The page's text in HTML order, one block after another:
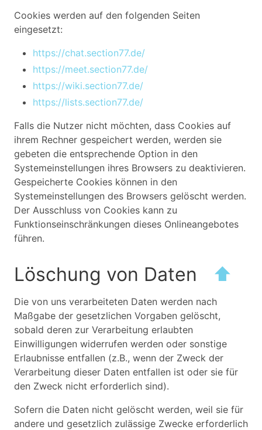
Cookies werden auf den folgenden Seiten
eingesetzt:
https://chat.section77.de/
https://meet.section77.de/
https://wiki.section77.de/
https://lists.section77.de/
Falls die Nutzer nicht möchten, dass Cookies auf
ihrem Rechner gespeichert werden, werden sie
gebeten die entsprechende Option in den
Systemeinstellungen ihres Browsers zu deaktivieren.
Gespeicherte Cookies können in den
Systemeinstellungen des Browsers gelöscht werden.
Der Ausschluss von Cookies kann zu
Funktionseinschränkungen dieses Onlineangebotes
führen.
Löschung von Daten ⬆
Die von uns verarbeiteten Daten werden nach
Maßgabe der gesetzlichen Vorgaben gelöscht,
sobald deren zur Verarbeitung erlaubten
Einwilligungen widerrufen werden oder sonstige
Erlaubnisse entfallen (z.B., wenn der Zweck der
Verarbeitung dieser Daten entfallen ist oder sie für
den Zweck nicht erforderlich sind).
Sofern die Daten nicht gelöscht werden, weil sie für
andere und gesetzlich zulässige Zwecke erforderlich